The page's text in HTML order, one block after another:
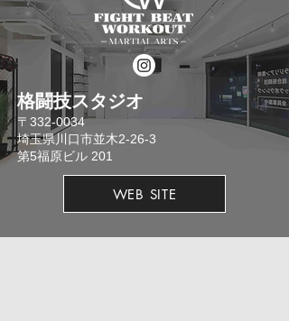
格闘技スタジオ
​〒332-0034
埼玉県川口市並木2-26-3
​第5福原ビル 201
WEB SITE